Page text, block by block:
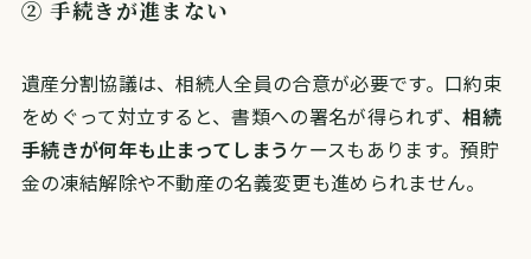
② 手続きが進まない
遺産分割協議は、相続人全員の合意が必要です。口約束
をめぐって対立すると、書類への署名が得られず、相続
手続きが何年も止まってしまうケースもあります。預貯
金の凍結解除や不動産の名義変更も進められません。